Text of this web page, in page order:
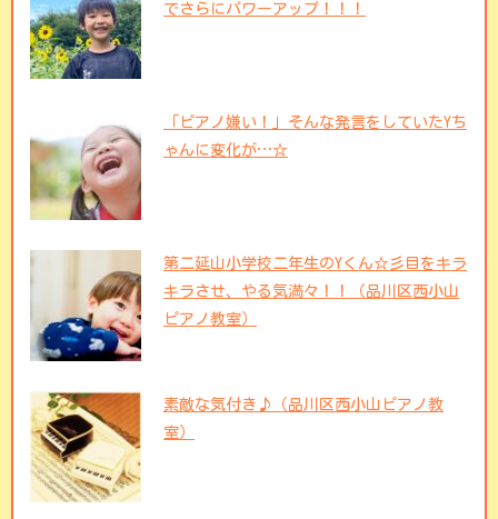
でさらにパワーアップ！！！
「ピアノ嫌い！」そんな発言をしていたYち
ゃんに変化が…☆
第二延山小学校二年生のYくん☆彡目をキラ
キラさせ、やる気満々！！（品川区西小山
ピアノ教室）
素敵な気付き♪（品川区西小山ピアノ教
室）